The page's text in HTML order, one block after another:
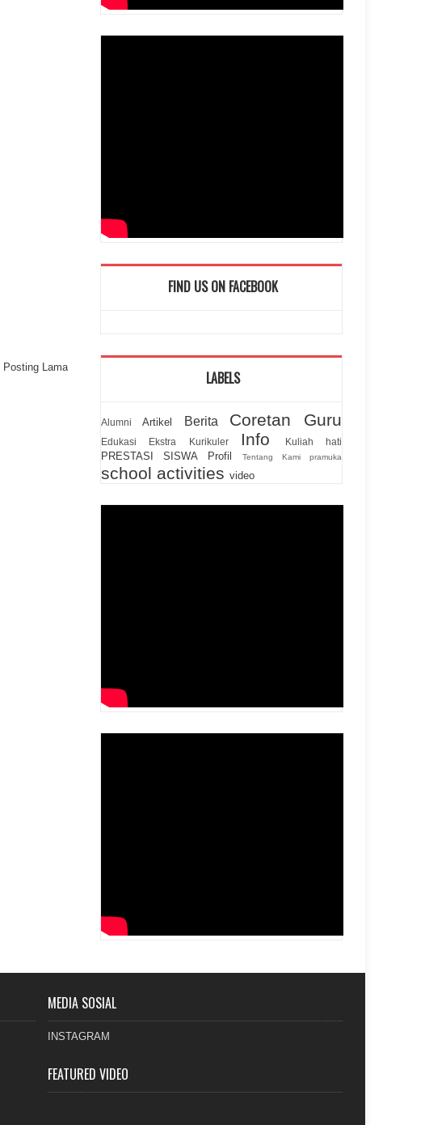
Posting Lama
FIND US ON FACEBOOK
LABELS
Alumni Artikel Berita Coretan Guru
Edukasi Ekstra Kurikuler Info Kuliah hati
PRESTASI SISWA Profil Tentang Kami pramuka
school activities video
MEDIA SOSIAL
INSTAGRAM
FEATURED VIDEO